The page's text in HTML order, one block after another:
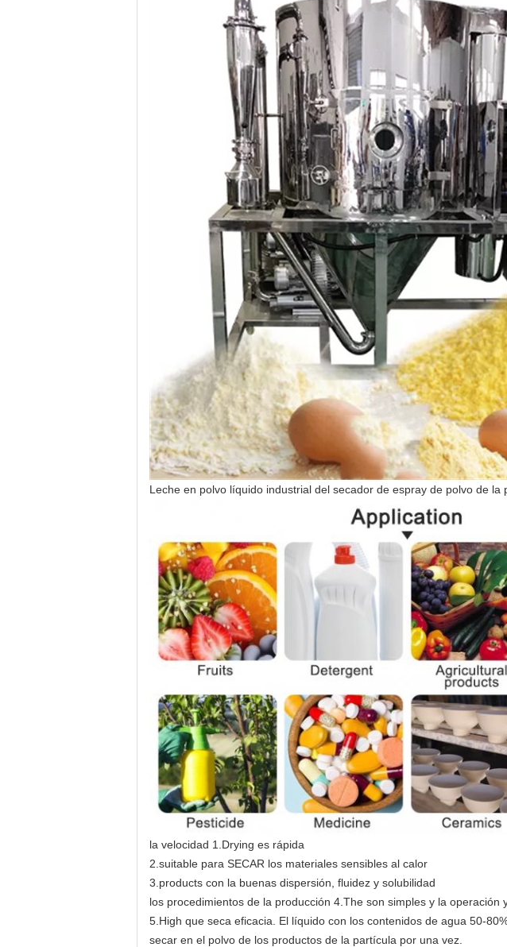
Leche en polvo líquido industrial del secador de espray de polvo de
la velocidad 1.Drying es rápida
2.suitable para SECAR los materiales sensibles al calor
3.products con la buenas dispersión, fluidez y solubilidad
los procedimientos de la producción 4.The son simples y la operación
5.High que seca eficacia. El líquido con los contenidos de agua 50-
secar en el polvo de los productos de la partícula por una vez.